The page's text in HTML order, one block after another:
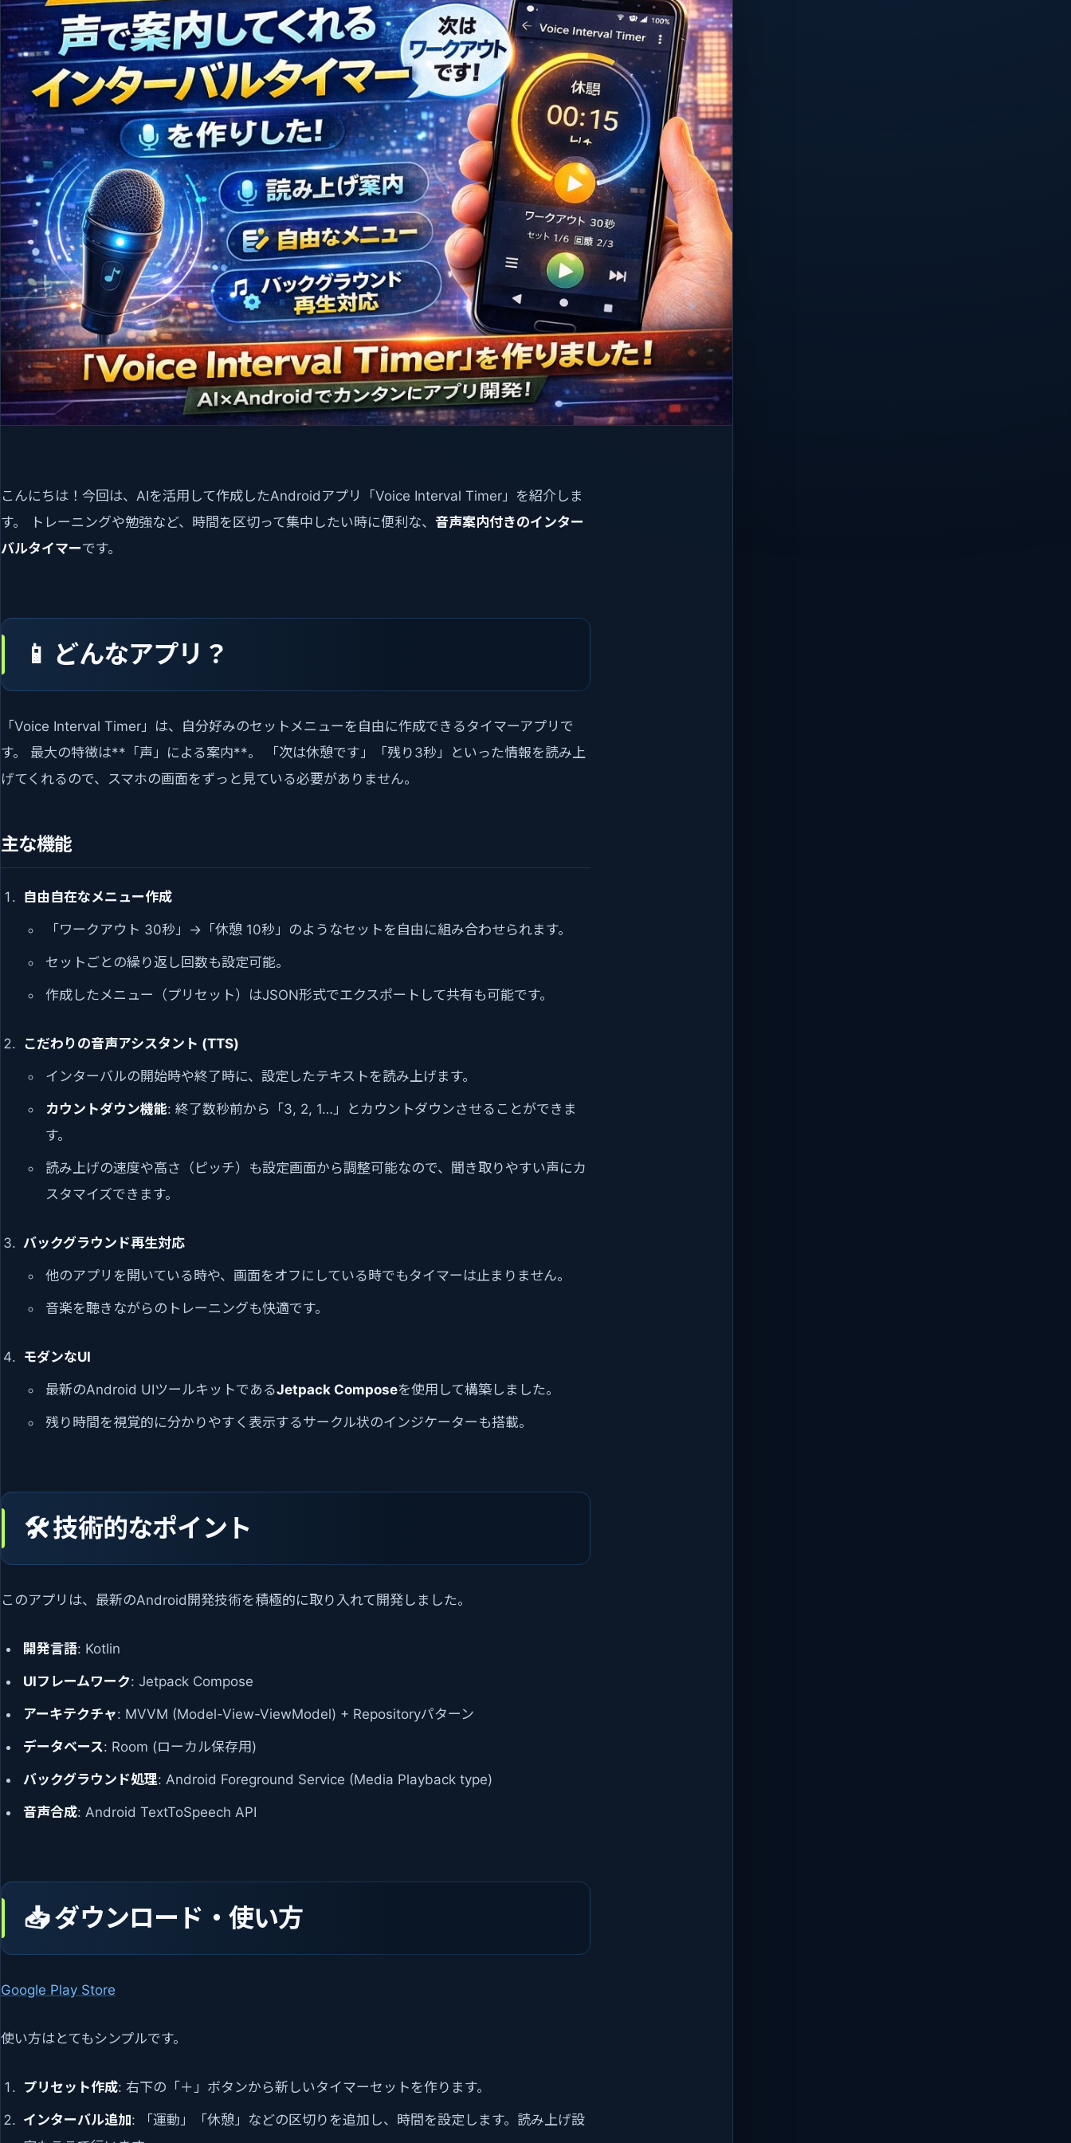
こんにちは！今回は、AIを活用して作成したAndroidアプリ「Voice Interval Timer」を紹介しま
す。 トレーニングや勉強など、時間を区切って集中したい時に便利な、 音声案内付きのインター
バルタイマーです。
📱 どんなアプリ？
「Voice Interval Timer」は、自分好みのセットメニューを自由に作成できるタイマーアプリで
す。 最大の特徴は**「声」による案内**。 「次は休憩です」「残り3秒」といった情報を読み上
げてくれるので、スマホの画面をずっと見ている必要がありません。
主な機能
自由自在なメニュー作成
「ワークアウト 30秒」→「休憩 10秒」のようなセットを自由に組み合わせられます。
セットごとの繰り返し回数も設定可能。
作成したメニュー（プリセット）はJSON形式でエクスポートして共有も可能です。
こだわりの音声アシスタント (TTS)
インターバルの開始時や終了時に、設定したテキストを読み上げます。
カウントダウン機能: 終了数秒前から「3, 2, 1…」とカウントダウンさせることができま
す。
読み上げの速度や高さ（ピッチ）も設定画面から調整可能なので、聞き取りやすい声にカ
スタマイズできます。
バックグラウンド再生対応
他のアプリを開いている時や、画面をオフにしている時でもタイマーは止まりません。
音楽を聴きながらのトレーニングも快適です。
モダンなUI
最新のAndroid UIツールキットであるJetpack Composeを使用して構築しました。
残り時間を視覚的に分かりやすく表示するサークル状のインジケーターも搭載。
🛠️ 技術的なポイント
このアプリは、最新のAndroid開発技術を積極的に取り入れて開発しました。
開発言語: Kotlin
UIフレームワーク: Jetpack Compose
アーキテクチャ: MVVM (Model-View-ViewModel) + Repositoryパターン
データベース: Room (ローカル保存用)
バックグラウンド処理: Android Foreground Service (Media Playback type)
音声合成: Android TextToSpeech API
📥 ダウンロード・使い方
Google Play Store
使い方はとてもシンプルです。
プリセット作成: 右下の「＋」ボタンから新しいタイマーセットを作ります。
インターバル追加: 「運動」「休憩」などの区切りを追加し、時間を設定します。読み上げ設